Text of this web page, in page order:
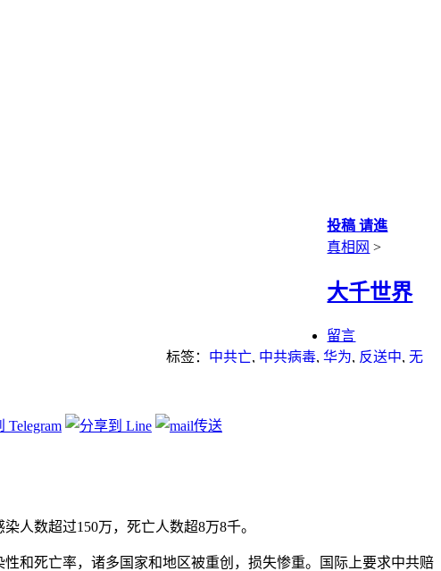
投稿 请進
真相网 >
大千世界
留言
标签： 中共亡, 中共病毒, 华为, 反送中, 无
人数超过150万，死亡人数超8万8千。
和死亡率，诸多国家和地区被重创，损失惨重。国际上要求中共赔